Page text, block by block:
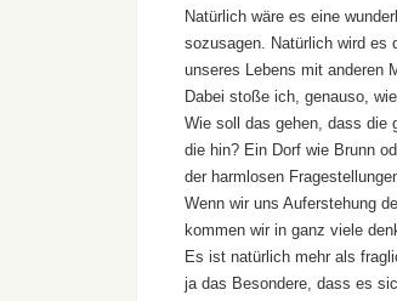
Natürlich wäre es eine
sozusagen. Natürlich wird es
unseres Lebens mit anderen
Dabei stoße ich, genauso,
Wie soll das gehen, dass die
die hin? Ein Dorf wie Brunn
der harmlosen
Wenn wir uns Auferstehung
kommen wir in ganz viele
Es ist natürlich mehr als
ja das Besondere, dass es